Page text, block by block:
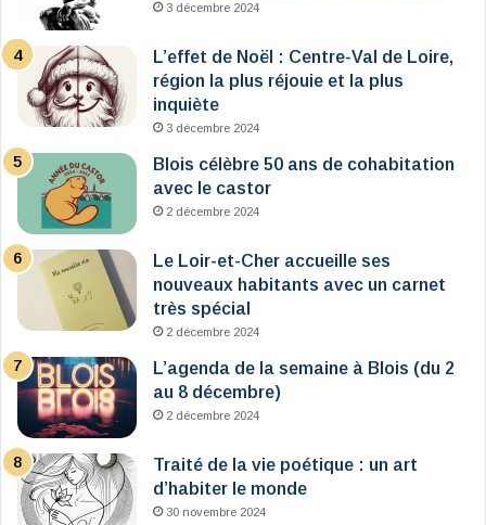
3 décembre 2024
L’effet de Noël : Centre-Val de Loire,
région la plus réjouie et la plus
inquiète
3 décembre 2024
Blois célèbre 50 ans de cohabitation
avec le castor
2 décembre 2024
Le Loir-et-Cher accueille ses
nouveaux habitants avec un carnet
très spécial
2 décembre 2024
L’agenda de la semaine à Blois (du 2
au 8 décembre)
2 décembre 2024
Traité de la vie poétique : un art
d’habiter le monde
30 novembre 2024